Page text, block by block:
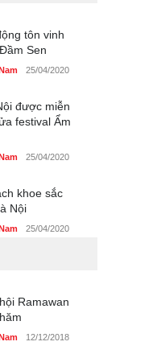
tôn vinh
Sen
25/04/2020
được miễn
festival Ẩm
25/04/2020
khoe sắc
Nội
25/04/2020
24/04/2020
đồng quê
Ramawan
12/12/2018